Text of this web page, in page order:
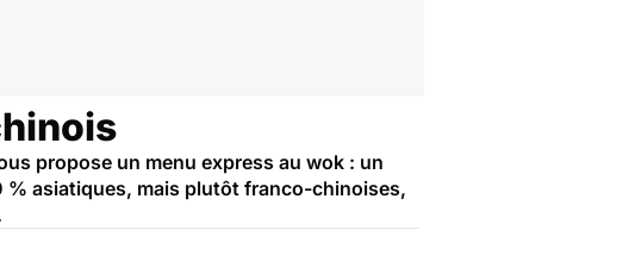
propose un menu express au wok : un
% asiatiques, mais plutôt franco-chinoises,